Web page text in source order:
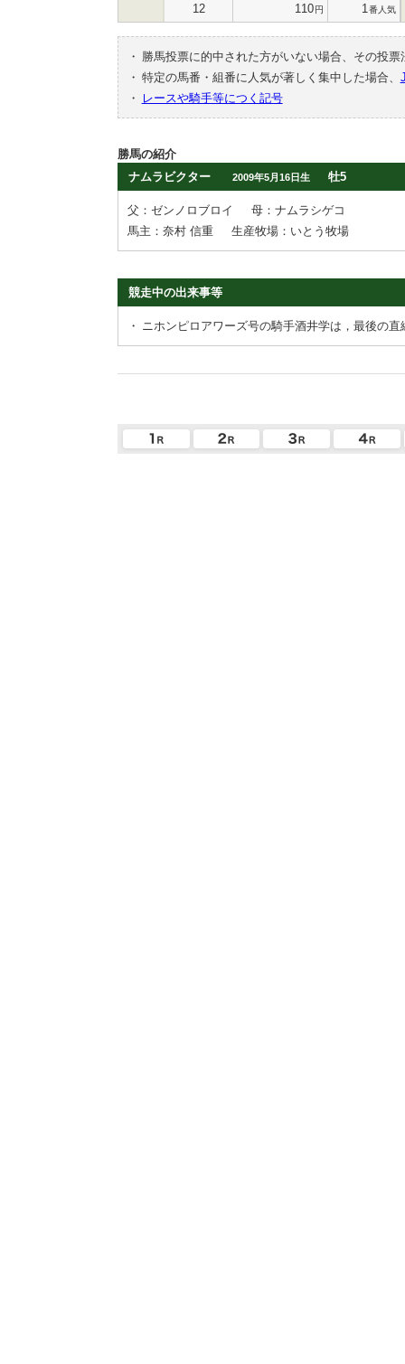
12 110円 1 番人気
・
勝馬投票に的中された方がいない場合、その投
・ 特定の馬番・組番に人気が著しく集中した場合、
・
レースや騎手等につく記号
勝馬の紹介
ナムラビクター
2009年5月16日生 牡5
父：ゼンノロブロイ
母：ナムラシゲコ
馬主：奈村 信重
生産牧場：いとう牧場
競走中の出来事等
・ ニホンピロアワーズ号の騎手酒井学は，最後の